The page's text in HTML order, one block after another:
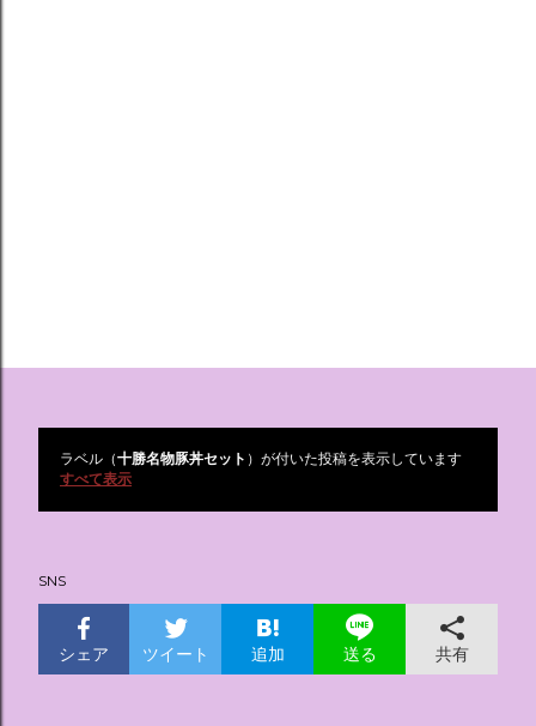
投
ラベル（十勝名物豚丼セット ）が付いた投稿を表示しています
すべて表示
SNS
シェア ツイート 追加 送る 共有